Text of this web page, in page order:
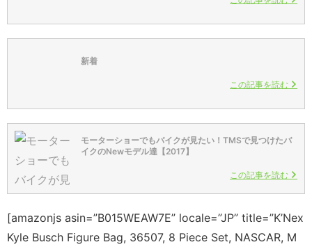
新着
この記事を読む
モーターショーでもバイクが見たい！TMSで見つけたバ
イクのNewモデル達【2017】
この記事を読む
[amazonjs asin=”B015WEAW7E” locale=”JP” title=”K’Nex
Kyle Busch Figure Bag, 36507, 8 Piece Set, NASCAR, M